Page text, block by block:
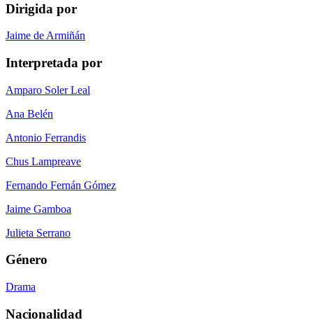
Dirigida por
Jaime de Armiñán
Interpretada por
Amparo Soler Leal
Ana Belén
Antonio Ferrandis
Chus Lampreave
Fernando Fernán Gómez
Jaime Gamboa
Julieta Serrano
Género
Drama
Nacionalidad